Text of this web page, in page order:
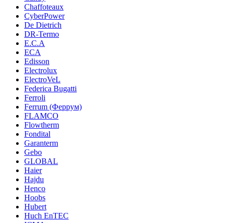
Chaffoteaux
CyberPower
De Dietrich
DR-Termo
E.C.A
ECA
Edisson
Electrolux
ElectroVeL
Federica Bugatti
Ferroli
Ferrum (Феррум)
FLAMCO
Flowtherm
Fondital
Garanterm
Gebo
GLOBAL
Haier
Hajdu
Henco
Hoobs
Hubert
Huch EnTEC